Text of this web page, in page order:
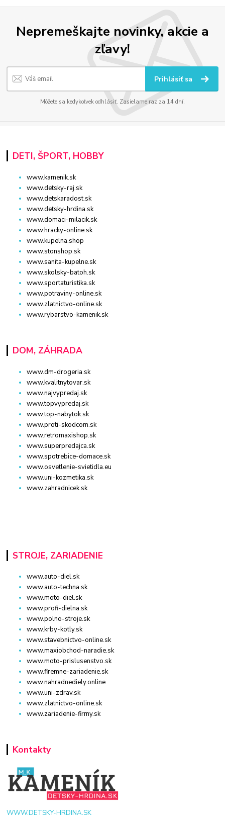
Nepremeškajte novinky, akcie a
zľavy!
Prihlásiť sa
Môžete sa kedykoľvek odhlásiť. Zasielame raz za 14 dní.
DETI, ŠPORT, HOBBY
www.kamenik.sk
www.detsky-raj.sk
www.detskaradost.sk
www.detsky-hrdina.sk
www.domaci-milacik.sk
www.hracky-online.sk
www.kupelna.shop
www.stonshop.sk
www.sanita-kupelne.sk
www.skolsky-batoh.sk
www.sportaturistika.sk
www.potraviny-online.sk
www.zlatnictvo-online.sk
www.rybarstvo-kamenik.sk
DOM, ZÁHRADA
www.dm-drogeria.sk
www.kvalitnytovar.sk
www.najvypredaj.sk
www.topvypredaj.sk
www.top-nabytok.sk
www.proti-skodcom.sk
www.retromaxishop.sk
www.superpredajca.sk
www.spotrebice-domace.sk
www.osvetlenie-svietidla.eu
www.uni-kozmetika.sk
www.zahradnicek.sk
STROJE, ZARIADENIE
www.auto-diel.sk
www.auto-techna.sk
www.moto-diel.sk
www.profi-dielna.sk
www.polno-stroje.sk
www.krby-kotly.sk
www.stavebnictvo-online.sk
www.maxiobchod-naradie.sk
www.moto-prislusenstvo.sk
www.firemne-zariadenie.sk
www.nahradnediely.online
www.uni-zdrav.sk
www.zlatnictvo-online.sk
www.zariadenie-firmy.sk
Kontakty
WWW.DETSKY-HRDINA.SK